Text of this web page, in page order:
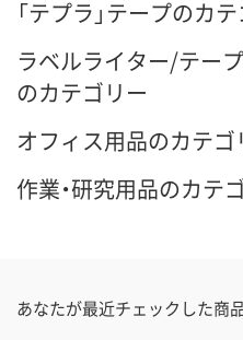
「テプラ」テープのカ
ラベルライター/テー
のカテゴリー
オフィス用品のカテゴ
作業・研究用品のカテ
あなたが最近チェックした商